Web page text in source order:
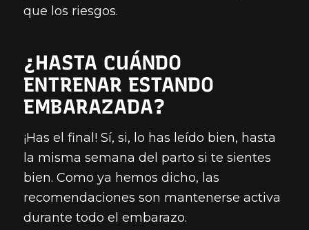
que los riesgos.
¿HASTA CUÁNDO
ENTRENAR ESTANDO
EMBARAZADA?
¡Has el final! Sí, si, lo has leído bien, hasta
la misma semana del parto si te sientes
bien. Como ya hemos dicho, las
recomendaciones son mantenerse activa
durante todo el embarazo.